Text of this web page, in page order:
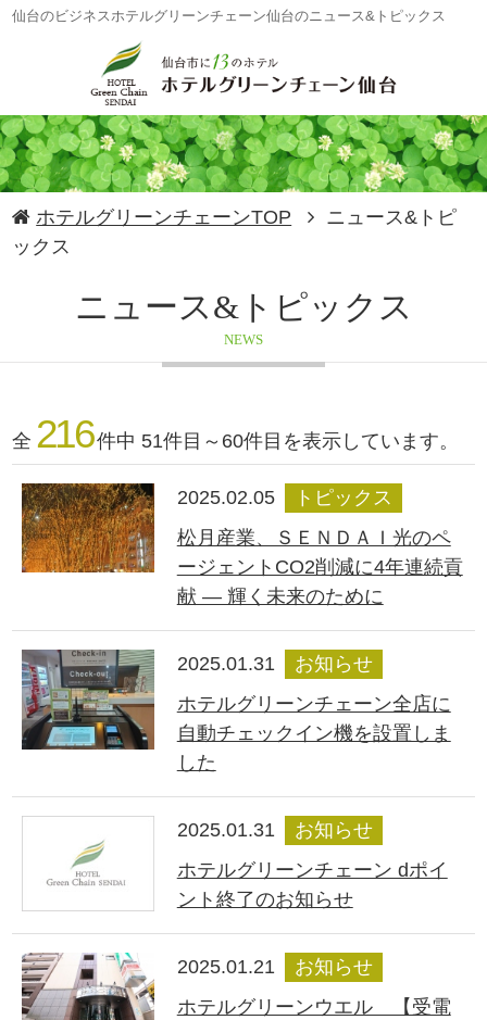
仙台のビジネスホテルグリーンチェーン仙台のニュース&トピックス
ホテルグリーンチェーンTOP
ニュース&トピ
ックス
ニュース&トピックス
NEWS
全 216 件中 51件目～60件目を表示しています。
2025.02.05
トピックス
松月産業、ＳＥＮＤＡＩ光のペ
ージェントCO2削減に4年連続貢
献 ― 輝く未来のために
2025.01.31
お知らせ
ホテルグリーンチェーン全店に
自動チェックイン機を設置しま
した
2025.01.31
お知らせ
ホテルグリーンチェーン dポイ
ント終了のお知らせ
2025.01.21
お知らせ
ホテルグリーンウエル 【受電